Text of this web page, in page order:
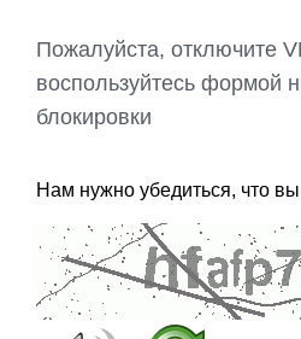
Пожалуйста, отключите
воспользуйтесь формой
блокировки
Нам нужно убедиться, что